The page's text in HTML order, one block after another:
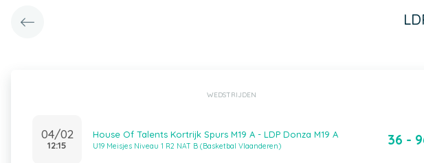
WEDSTRIJDEN
04/02
12:15
House Of Talents Kortrijk Spurs M19 A - LDP Donza M19 A
U19 Meisjes Niveau 1 R2 NAT B (Basketbal Vlaanderen) 36 -